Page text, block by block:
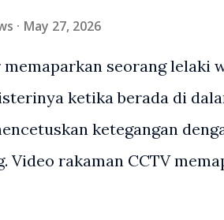
May 27, 2026
seorang lelaki
ketika berada di
ketegangan
Video rakaman CCTV